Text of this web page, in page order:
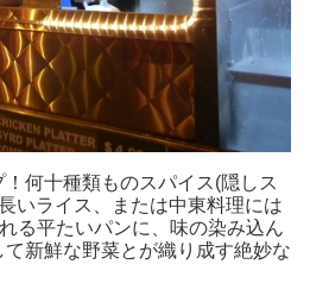
何十種類ものスパイス(隠しス
いライス、または中東料理には
る平たいパンに、味の染み込ん
新鮮な野菜とが織り成す絶妙な